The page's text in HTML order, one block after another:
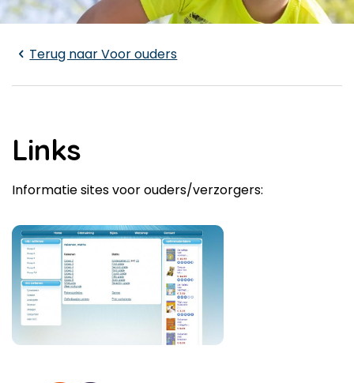
Terug naarVoor ouders
Links
Informatie sites voor ouders/verzorgers: